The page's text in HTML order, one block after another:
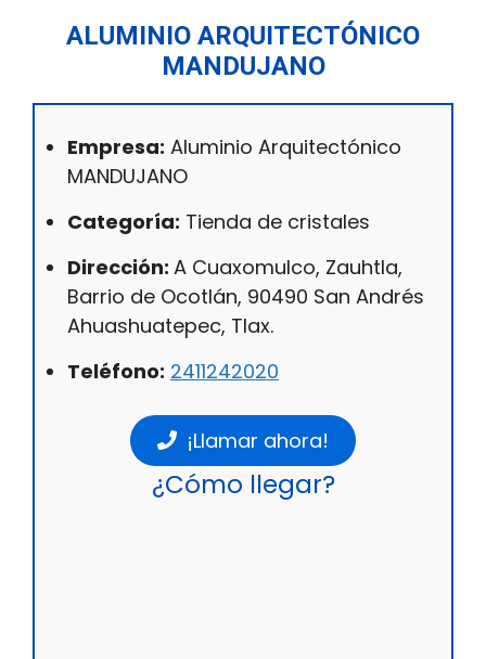
ALUMINIO ARQUITECTÓNICO
MANDUJANO
Empresa: Aluminio Arquitectónico
MANDUJANO
Categoría: Tienda de cristales
Dirección: A Cuaxomulco, Zauhtla,
Barrio de Ocotlán, 90490 San Andrés
Ahuashuatepec, Tlax.
Teléfono: 2411242020
¡Llamar ahora!
¿Cómo llegar?